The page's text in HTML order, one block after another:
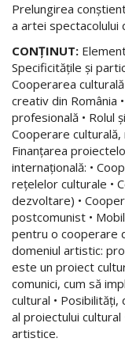
Prelungirea
a artei spectacolului
CONŢINUT:
Specificităţile şi
Cooperarea
creativ din România
profesională • Rolul
Cooperare
Finanţarea
internaţională: •
reţelelor culturale •
dezvoltare) •
postcomunist •
pentru o cooperare
domeniul artistic:
este un proiect
comunici, cum să
cultural • Posibilităţi,
al proiectului
artistice.